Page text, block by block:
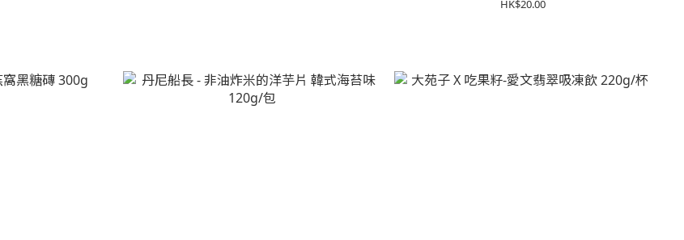
HK$20.00